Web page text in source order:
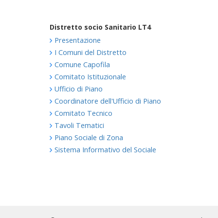
Distretto socio Sanitario LT4
Presentazione
I Comuni del Distretto
Comune Capofila
Comitato Istituzionale
Ufficio di Piano
Coordinatore dell'Ufficio di Piano
Comitato Tecnico
Tavoli Tematici
Piano Sociale di Zona
Sistema Informativo del Sociale